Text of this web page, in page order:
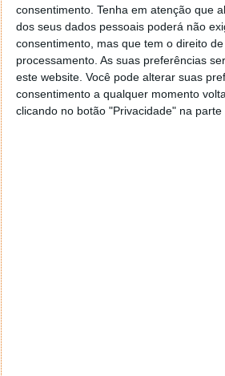
consentimento. Tenha em atenção que
dos seus dados pessoais poderá não
consentimento, mas que tem o direito
processamento. As suas preferências
este website. Você pode alterar suas
consentimento a qualquer momento
clicando no botão "Privacidade" na parte
De realçar que novos
ao cardápio de animações dos
possibilita a visualização de
distintas.